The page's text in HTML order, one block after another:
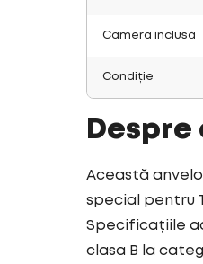
Camera inclusă
Condiție
Această
special pentru
Specificațiile
clasa B la